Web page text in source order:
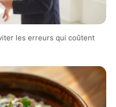
les erreurs qui coûtent